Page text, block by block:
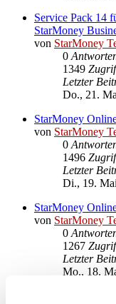
Service Pack 14
StarMoney
von StarMoney
0
1349
Letzter
Do., 21.
StarMoney
von StarMoney
0
1496
Letzter
Di., 19.
StarMoney
von StarMoney
0
1267
Letzter
Mo., 18.
StarMoney